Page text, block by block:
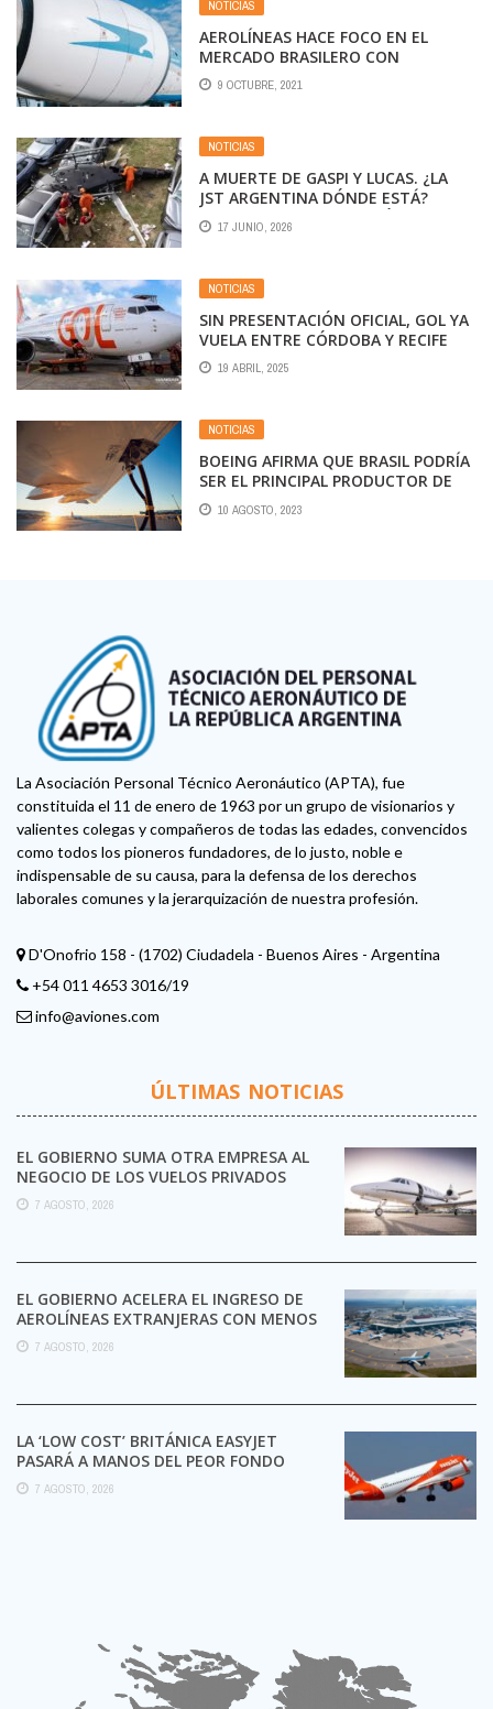
NOTICIAS
AEROLÍNEAS HACE FOCO EN EL
MERCADO BRASILERO CON
ACCIONES EN LA FERIA DE TURISMO
DE FORTALEZA
9 OCTUBRE, 2021
NOTICIAS
A MUERTE DE GASPI Y LUCAS. ¿LA
JST ARGENTINA DÓNDE ESTÁ?
TRAGEDIA DE DOS HELICÓPTEROS
EN BRASIL, 6 FALLECIDOS
17 JUNIO, 2026
NOTICIAS
SIN PRESENTACIÓN OFICIAL, GOL YA
VUELA ENTRE CÓRDOBA Y RECIFE
19 ABRIL, 2025
NOTICIAS
BOEING AFIRMA QUE BRASIL PODRÍA
SER EL PRINCIPAL PRODUCTOR DE
COMBUSTIBLE SOSTENIBLE PARA LA
AVIACIÓN
10 AGOSTO, 2023
La Asociación Personal Técnico Aeronáutico (APTA), fue
constituida el 11 de enero de 1963 por un grupo de visionarios y
valientes colegas y compañeros de todas las edades, convencidos
como todos los pioneros fundadores, de lo justo, noble e
indispensable de su causa, para la defensa de los derechos
laborales comunes y la jerarquización de nuestra profesión.
D'Onofrio 158 - (1702) Ciudadela - Buenos Aires - Argentina
+54 011 4653 3016/19
info@aviones.com
ÚLTIMAS NOTICIAS
EL GOBIERNO SUMA OTRA EMPRESA AL
NEGOCIO DE LOS VUELOS PRIVADOS
7 AGOSTO, 2026
EL GOBIERNO ACELERA EL INGRESO DE
AEROLÍNEAS EXTRANJERAS CON MENOS
TRÁMITES
7 AGOSTO, 2026
LA ‘LOW COST’ BRITÁNICA EASYJET
PASARÁ A MANOS DEL PEOR FONDO
POSIBLE:
7 AGOSTO, 2026